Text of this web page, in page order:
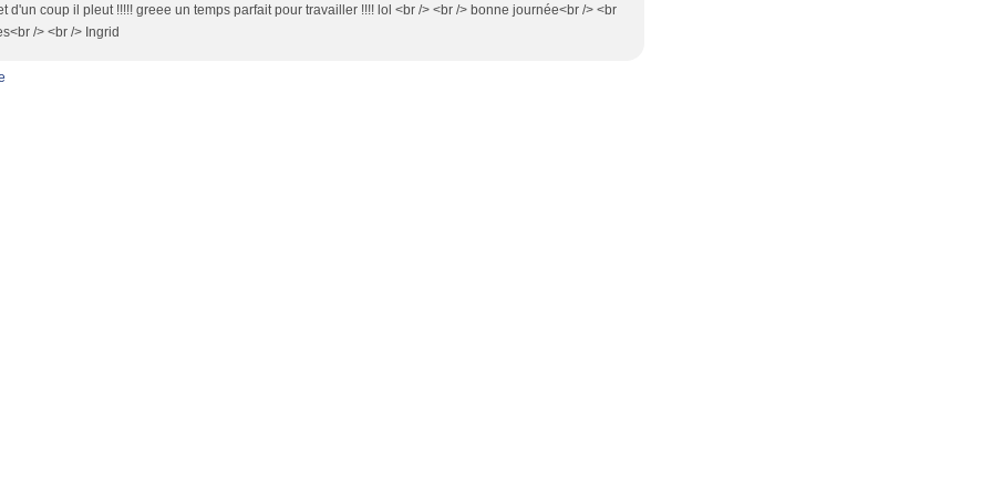
d'un coup il pleut !!!!! greee un temps parfait pour travailler !!!! lol <br /> <br /> bonne journée<br /> <br
/> <br /> Ingrid